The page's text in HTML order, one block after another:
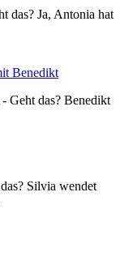
das? Ja, Antonia hat
Benedikt
Geht das? Benedikt
Silvia wendet